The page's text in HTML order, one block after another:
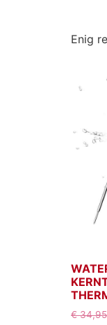
Enig
€34,95